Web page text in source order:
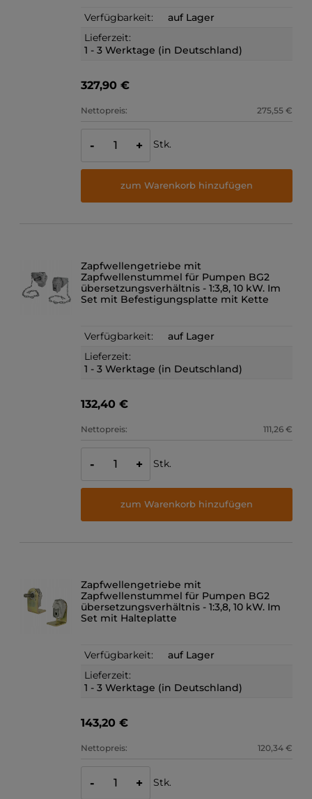
Verfügbarkeit:
auf Lager
Lieferzeit:
1 - 3 Werktage (in Deutschland)
327,90 €
Nettopreis: 275,55 €
- + Stk.
zum Warenkorb hinzufügen
Zapfwellengetriebe mit
Zapfwellenstummel für Pumpen BG2
übersetzungsverhältnis - 1:3,8, 10 kW. Im
Set mit Befestigungsplatte mit Kette
Verfügbarkeit:
auf Lager
Lieferzeit:
1 - 3 Werktage (in Deutschland)
132,40 €
Nettopreis: 111,26 €
- + Stk.
zum Warenkorb hinzufügen
Zapfwellengetriebe mit
Zapfwellenstummel für Pumpen BG2
übersetzungsverhältnis - 1:3,8, 10 kW. Im
Set mit Halteplatte
Verfügbarkeit:
auf Lager
Lieferzeit:
1 - 3 Werktage (in Deutschland)
143,20 €
Nettopreis: 120,34 €
- + Stk.